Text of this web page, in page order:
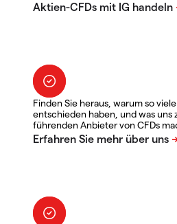
Finden Sie heraus, warum so
entschieden haben, und was
führenden Anbieter von CFDs